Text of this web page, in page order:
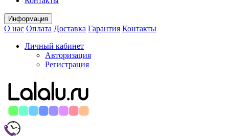
Информация
О нас Оплата Доставка Гарантия Контакты
Личный кабинет
Авторизация
Регистрация